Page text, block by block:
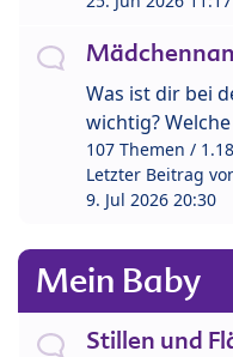
Was ist dir bei
wichtig?
107 Themen /
Letzter Beitrag
9. Jul 2026 20:30
Mein Baby
Stillen und